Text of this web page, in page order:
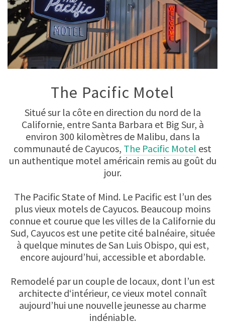
The Pacific Motel
Situé sur la côte en direction du nord de la
Californie, entre Santa Barbara et Big Sur, à
environ 300 kilomètres de Malibu, dans la
communauté de Cayucos, The Pacific Motel est
un authentique motel américain remis au goût du
jour.
The Pacific State of Mind. Le Pacific est l’un des
plus vieux motels de Cayucos. Beaucoup moins
connue et courue que les villes de la Californie du
Sud, Cayucos est une petite cité balnéaire, située
à quelque minutes de San Luis Obispo, qui est,
encore aujourd’hui, accessible et abordable.
Remodelé par un couple de locaux, dont l’un est
architecte d‘intérieur, ce vieux motel connaît
aujourd’hui une nouvelle jeunesse au charme
indéniable.